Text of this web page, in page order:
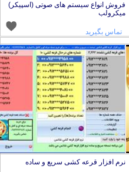
فروش انواع سیستم های صوتی (اسپیکر)
میکرولب
تماس بگیرید
نرم افزار قرعه کشی سریع و ساده